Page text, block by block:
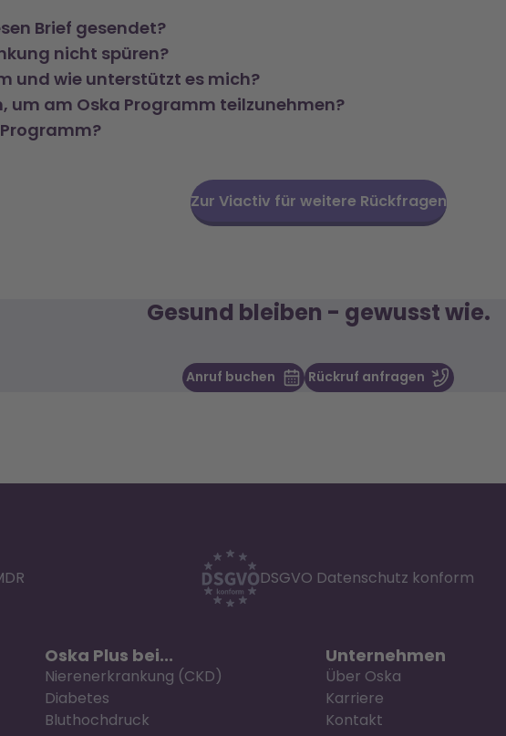
Brief gesendet?
nicht spüren?
und wie unterstützt es mich?
um am Oska Programm teilzunehmen?
Zur Viactiv für weitere Rückfragen
Gesund bleiben - gewusst wie.
Anruf buchen Rückruf anfragen
DSGVO Datenschutz konform
Oska Plus bei...
Nierenerkrankung (CKD)
Diabetes
Bluthochdruck
Unternehmen
Über Oska
Karriere
Kontakt